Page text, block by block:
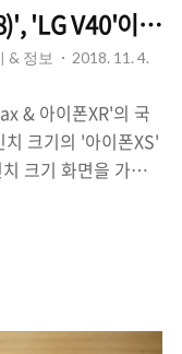
'갤노트
& 정보
2018. 11. 4.
& 아이폰XR'의 국
크기의 '아이폰XS'
크기 화면을 가진
경우에도 삼성의
는 이유로 가격이